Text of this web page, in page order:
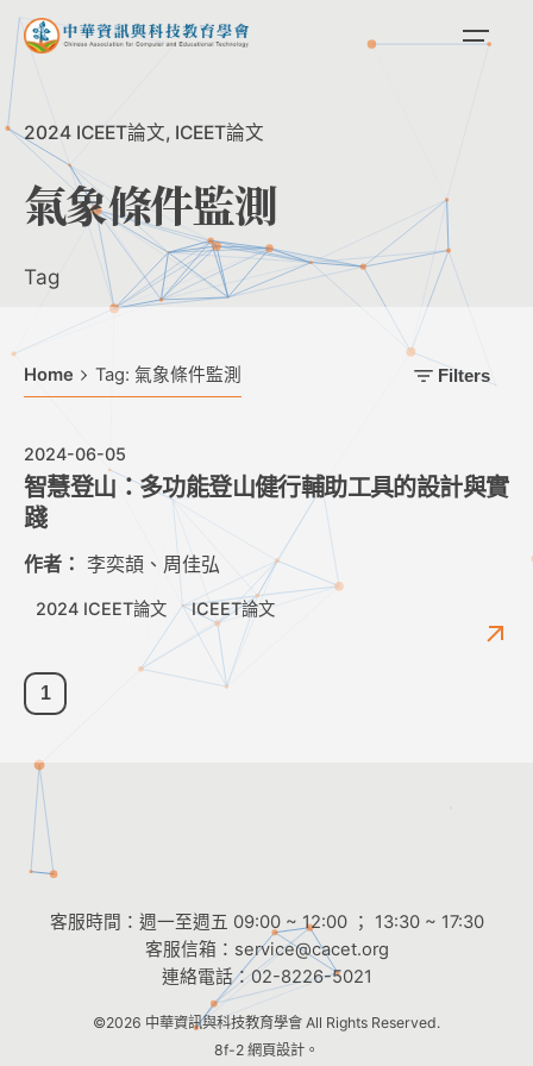
Skip
to
content
2024 ICEET論文 ICEET論文
氣象條件監測
Tag
Home Tag: 氣象條件監測 Filters
2024-06-05
智慧登山：多功能登山健行輔助工具的設計與實
踐
作者： 李奕頡、周佳弘
2024 ICEET論文 ICEET論文
1
客服時間：週一至週五 09:00 ~ 12:00 ； 13:30 ~ 17:30
客服信箱： service@cacet.org
連絡電話：02-8226-5021
©2026 中華資訊與科技教育學會 All Rights Reserved.
8f-2 網頁設計。